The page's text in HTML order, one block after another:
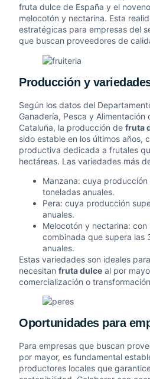
fruta dulce de España y el
melocotón y nectarina. Esta
estratégicas para empresas del
que buscan proveedores de
Producción y
Según los datos del
Ganadería, Pesca y Alimentación
Cataluña, la producción defruta
sido estable en los últimos años,
productiva dedicada a frutales
hectáreas. Las variedades más
Manzana: cuya
toneladas anuales.
Pera: cuya producción
anuales.
Melocotón y nectarina:
combinada que supera las
anuales.
Estas variedades son ideales
necesitanfruta dulce al por
comercialización o
Oportunidades para
Para empresas que buscan
por mayor, es fundamental
productores locales que